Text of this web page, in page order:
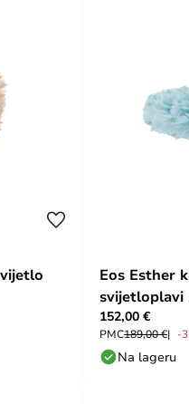
Eos Esther
svijetloplavi
152,00 €
PMC189,00 € -
Na lageru